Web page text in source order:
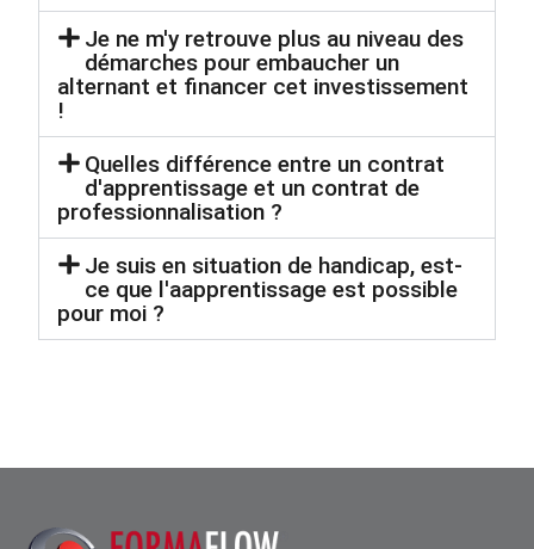
Je ne m'y retrouve plus au niveau des
démarches pour embaucher un
alternant et financer cet investissement
!
Quelles différence entre un contrat
d'apprentissage et un contrat de
professionnalisation ?
Je suis en situation de handicap, est-
ce que l'aapprentissage est possible
pour moi ?